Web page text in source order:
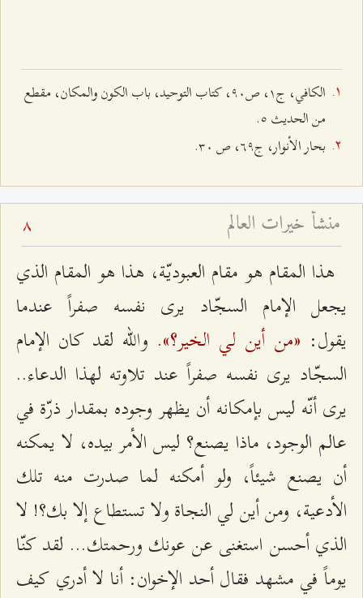
الكافي، ج۱، ص٩۰، كتاب التوحيد، باب الكون والمكان، مقطع
من الحديث ٥.
بحار الأنوار، ج٦٩، ص ٣۰.
منشأ خيرات العالم 8
هذا المقام هو مقام العبوديّة، هذا هو المقام الذي
يجعل الإمام السجّاد يرى نفسه صفراً عندما
يقول: «من أين لي الخير؟». والله لقد كان الإمام
السجّاد يرى نفسه صفراً عند تلاوته لهذا الدعاء..
يرى أنّه ليس بإمكانه أن يظهر وجوده بمقدار ذرّة في
عالم الوجود، ماذا يصنع؟ ليس الأمر بيده، لا يمكنه
أن يصنع شيئاً، ولو أمكنه لما صدرت منه تلك
الأدعية، ومن أين لي النجاة ولا تستطاع إلا بك؟! لا
الذي أحسن استغنى عن عونك ورحمتك... لقد كنّا
يوماً في مشهد فقال أحد الإخوان: أنا لا أدري كيف